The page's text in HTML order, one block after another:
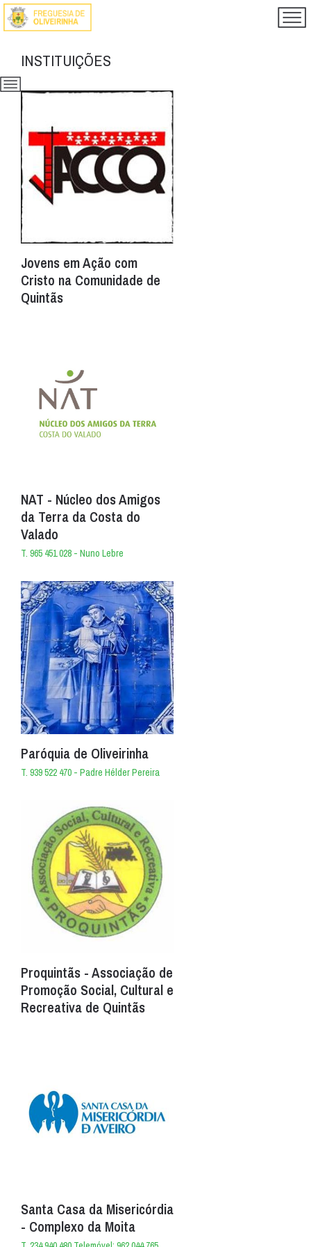
INSTITUIÇÕES
Jovens em Ação com
Cristo na Comunidade de
Quintãs
NAT - Núcleo dos Amigos
da Terra da Costa do
Valado
T. 965 451 028 - Nuno Lebre
Paróquia de Oliveirinha
T. 939 522 470 - Padre Hélder Pereira
Proquintãs - Associação de
Promoção Social, Cultural e
Recreativa de Quintãs
Santa Casa da Misericórdia
- Complexo da Moita